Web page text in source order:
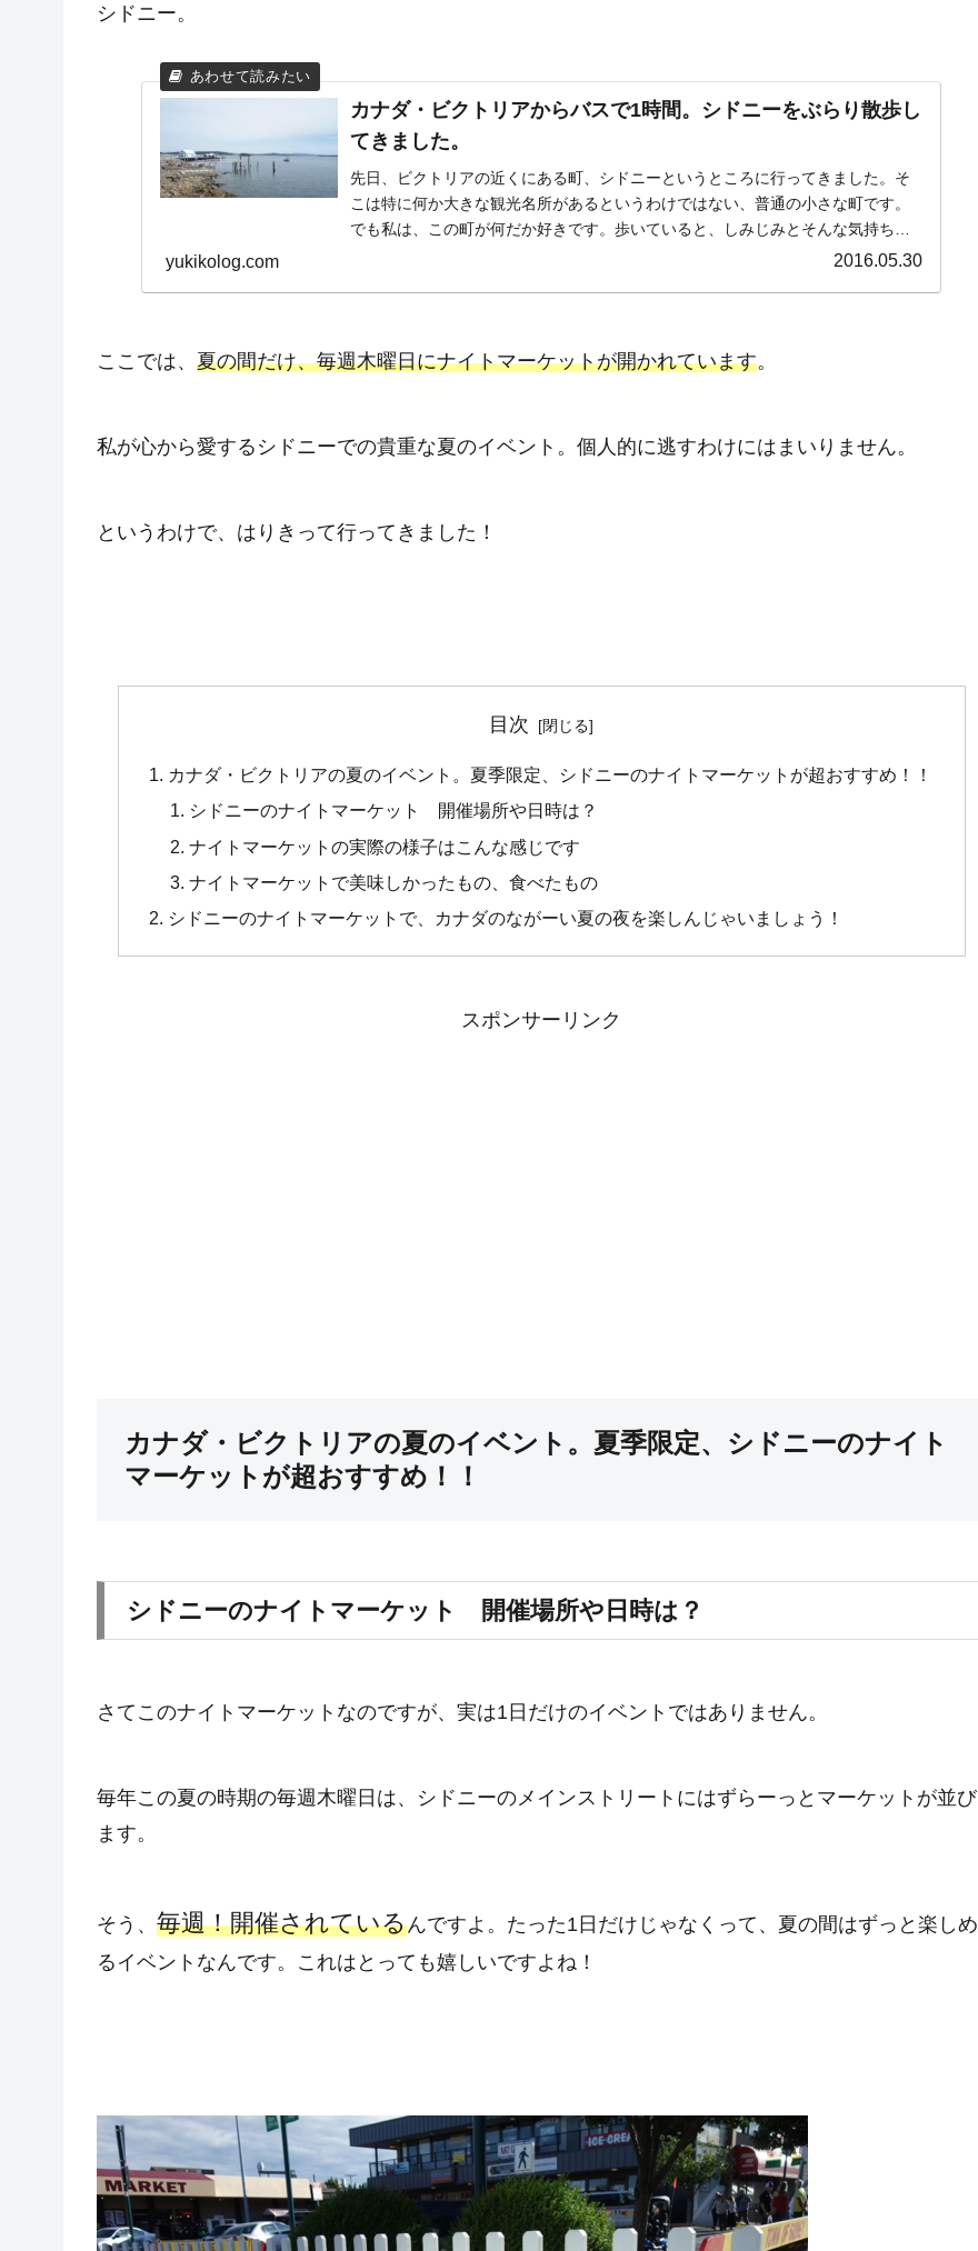
シドニー。
カナダ・ビクトリアからバスで1時間。シドニーをぶらり散歩し
てきました。
先日、ビクトリアの近くにある町、シドニーというところに行ってきました。そ
こは特に何か大きな観光名所があるというわけではない、普通の小さな町です。
でも私は、この町が何だか好きです。歩いていると、しみじみとそんな気持ちに
yukikolog.com 2016.05.30
ここでは、 夏の間だけ、毎週木曜日にナイトマーケットが開かれています。
私が心から愛するシドニーでの貴重な夏のイベント。個人的に逃すわけにはまいりません。
というわけで、はりきって行ってきました！
目次
カナダ・ビクトリアの夏のイベント。夏季限定、シドニーのナイトマーケットが超おすすめ！！
シドニーのナイトマーケット 開催場所や日時は？
ナイトマーケットの実際の様子はこんな感じです
ナイトマーケットで美味しかったもの、食べたもの
シドニーのナイトマーケットで、カナダのながーい夏の夜を楽しんじゃいましょう！
スポンサーリンク
カナダ・ビクトリアの夏のイベント。夏季限定、シドニーのナイト
マーケットが超おすすめ！！
シドニーのナイトマーケット 開催場所や日時は？
さてこのナイトマーケットなのですが、実は1日だけのイベントではありません。
毎年この夏の時期の毎週木曜日は、シドニーのメインストリートにはずらーっとマーケットが並び
ます。
そう、 毎週！開催されているんですよ。たった1日だけじゃなくって、夏の間はずっと楽しめ
るイベントなんです。これはとっても嬉しいですよね！